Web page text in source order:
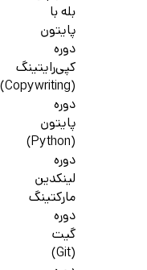
بله با
پایتون
دوره
کپی‌رایتینگ
(Copywriting)
دوره
پایتون
(Python)
دوره
لینکدین
مارکتینگ
دوره
گیت
(Git)